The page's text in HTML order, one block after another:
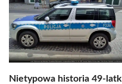
Nietypowa historia 49-